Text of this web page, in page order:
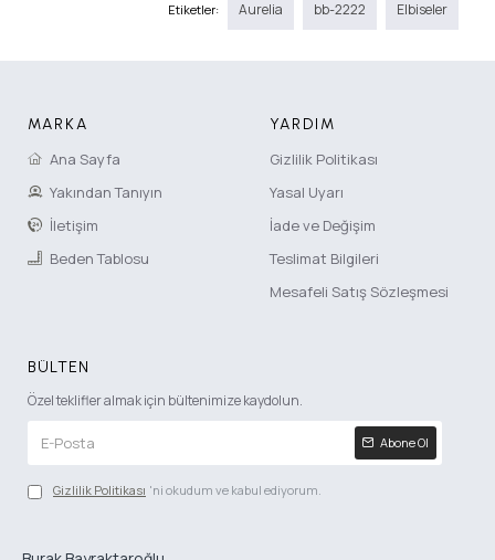
Etiketler: Aurelia bb-2222 Elbiseler
MARKA
Ana Sayfa
Yakından Tanıyın
İletişim
Beden Tablosu
YARDIM
Gizlilik Politikası
Yasal Uyarı
İade ve Değişim
Teslimat Bilgileri
Mesafeli Satış Sözleşmesi
BÜLTEN
Özel teklifler almak için bültenimize kaydolun.
Abone Ol
Gizlilik Politikası 'ni okudum ve kabul ediyorum.